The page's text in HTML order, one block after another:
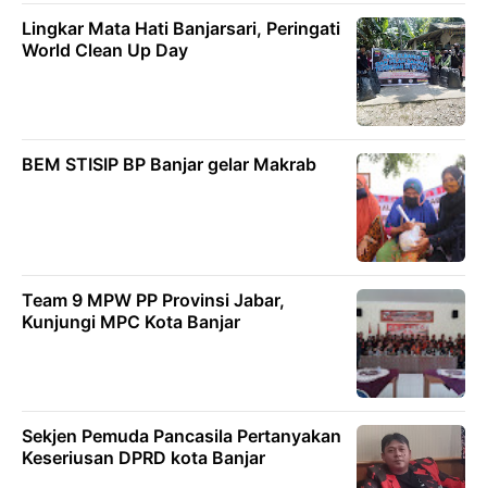
Lingkar Mata Hati Banjarsari, Peringati
World Clean Up Day
BEM STISIP BP Banjar gelar Makrab
Team 9 MPW PP Provinsi Jabar,
Kunjungi MPC Kota Banjar
Sekjen Pemuda Pancasila Pertanyakan
Keseriusan DPRD kota Banjar